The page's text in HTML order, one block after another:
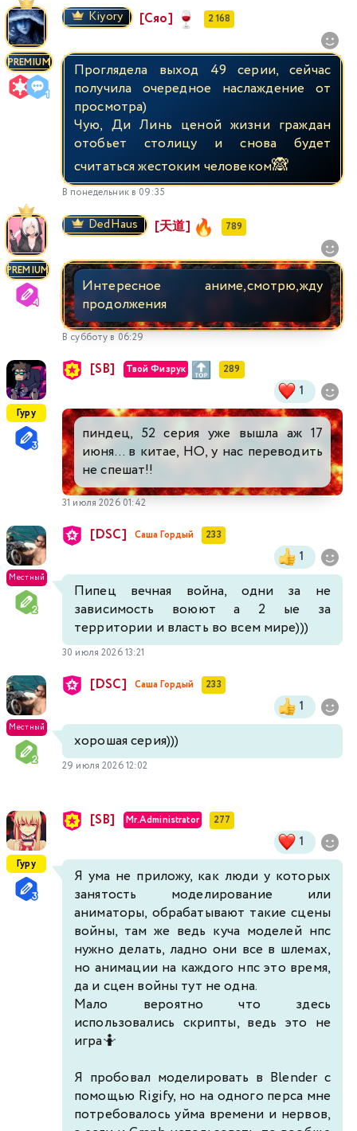
PREMIUM
Kiyory [Сяо] 2 168
Проглядела выход 49 серии, сейчас
получила очередное наслаждение от
просмотра)
Чую, Ди Линь ценой жизни граждан
отобьет столицу и снова будет
считаться жестоким человеком🙈
В понедельник в 09:35
PREMIUM
DedHaus [天道] 789
Интересное аниме,смотрю,жду
продолжения
В субботу в 06:29
Гуру
[SB] Твой Физрук 289
1
пиндец, 52 серия уже вышла аж 17
июня... в китае, НО, у нас переводить
не спешат!!
31 июля 2026 01:42
Местный
[DSC] Саша Гордый 233
1
Пипец вечная война, одни за не
зависимость воюют а 2 ые за
территории и власть во всем мире)))
30 июля 2026 13:21
Местный
[DSC] Саша Гордый 233
1
хорошая серия)))
29 июля 2026 12:02
Гуру
[SB] Mr.Administrator 277
1
Я ума не приложу, как люди у которых
занятость моделирование или
аниматоры, обрабатывают такие сцены
войны, там же ведь куча моделей нпс
нужно делать, ладно они все в шлемах,
но анимации на каждого нпс это время,
да и сцен войны тут не одна.
Мало вероятно что здесь
использовались скрипты, ведь это не
игра🤷
Я пробовал моделировать в Blender с
помощью Rigify, но на одного перса мне
потребовалось уйма времени и нервов,